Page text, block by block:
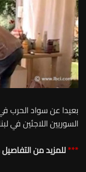
بعيدا عن سواد الحرب
السوريين اللاجئين في
***للمزيد من